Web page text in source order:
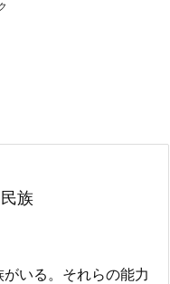
族
いる。それらの能力